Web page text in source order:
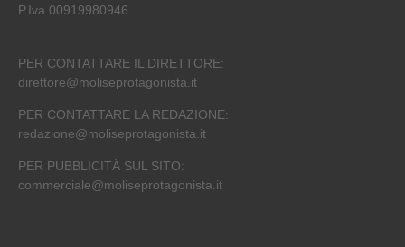
P.Iva 00919980946
PER CONTATTARE IL DIRETTORE:
direttore@moliseprotagonista.it
PER CONTATTARE LA REDAZIONE:
redazione@moliseprotagonista.it
PER PUBBLICITÀ SUL SITO:
commerciale@moliseprotagonista.it